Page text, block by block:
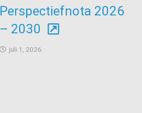
Perspectiefnota 2026
– 2030
juli 1, 2026